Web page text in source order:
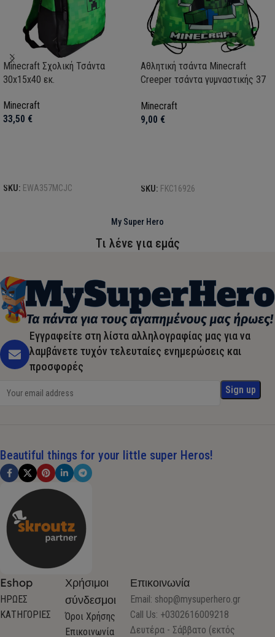
Minecraft Σχολική Τσάντα
30x15x40 εκ.
Minecraft
33,50 €
SKU: EWA357MCJC
Αθλητική τσάντα Minecraft
Creeper τσάντα γυμναστικής 37
Minecraft
9,00 €
SKU: FKC16926
My Super Hero
Τι λένε για εμάς
Εγγραφείτε στη λίστα αλληλογραφίας μας για να
λαμβάνετε τυχόν τελευταίες ενημερώσεις και
προσφορές
Beautiful things for your little super Heros!
Eshop
ΗΡΩΕΣ
ΚΑΤΗΓΟΡΙΕΣ
Χρήσιμοι
σύνδεσμοι
Όροι Χρήσης
Επικοινωνία
Επικοινωνία
Email: shop@mysuperhero.gr
Call Us: +0302616009218
Δευτέρα - Σάββατο (εκτός